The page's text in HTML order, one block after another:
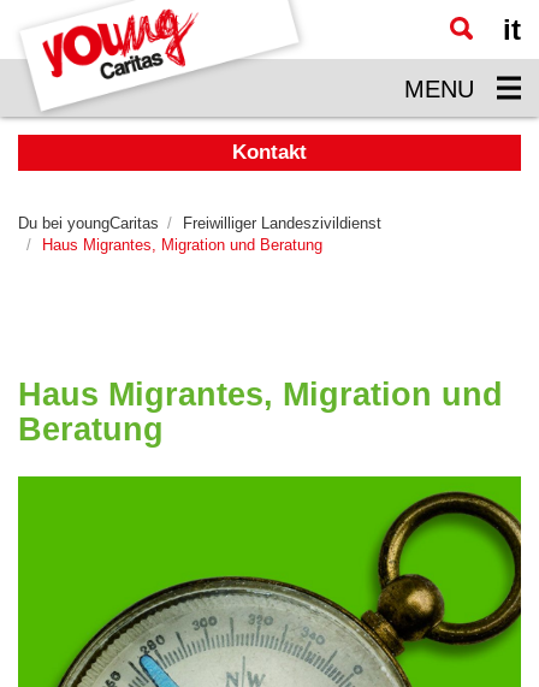
Zum
Hauptinhalt
springen
it
MENU
Kontakt
Du bei youngCaritas
Freiwilliger Landeszivildienst
Haus Migrantes, Migration und Beratung
Haus Migrantes, Migration und
Beratung